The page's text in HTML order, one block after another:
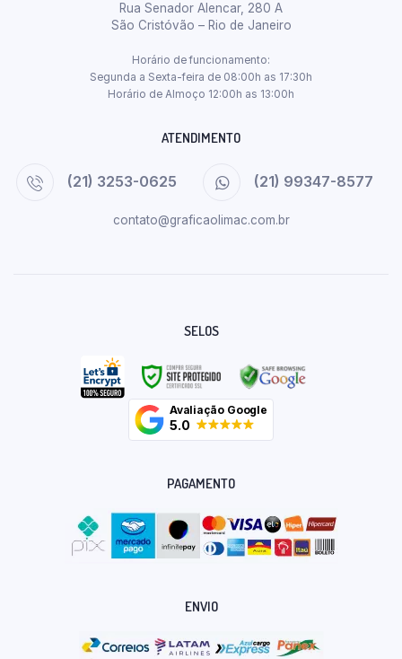
Rua Senador Alencar, 280 A
São Cristóvão – Rio de Janeiro
Horário de funcionamento:
Segunda a Sexta-feira de 08:00h as 17:30h
Horário de Almoço 12:00h as 13:00h
ATENDIMENTO
(21) 3253-0625 (21) 99347-8577
contato@graficaolimac.com.br
SELOS
Avaliação Google
5.0
PAGAMENTO
ENVIO